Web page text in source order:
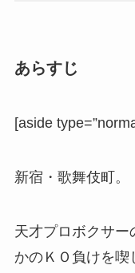
あらすじ
[aside
新宿・歌舞伎町。
天才プロボクサー
かのＫＯ負けを喫